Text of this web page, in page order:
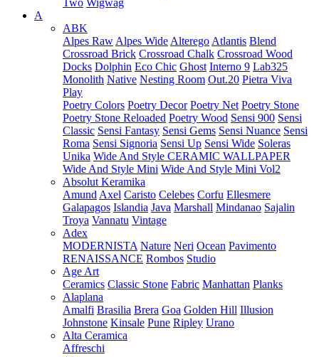
Two Wigwag
A
ABK
Alpes Raw Alpes Wide Alterego Atlantis Blend
Crossroad Brick Crossroad Chalk Crossroad Wood
Docks Dolphin Eco Chic Ghost Interno 9 Lab325
Monolith Native Nesting Room Out.20 Pietra Viva
Play
Poetry Colors Poetry Decor Poetry Net Poetry Stone
Poetry Stone Reloaded Poetry Wood Sensi 900 Sensi
Classic Sensi Fantasy Sensi Gems Sensi Nuance Sensi
Roma Sensi Signoria Sensi Up Sensi Wide Soleras
Unika Wide And Style CERAMIC WALLPAPER
Wide And Style Mini Wide And Style Mini Vol2
Absolut Keramika
Amund Axel Caristo Celebes Corfu Ellesmere
Galapagos Islandia Java Marshall Mindanao Sajalin
Troya Vannatu Vintage
Adex
MODERNISTA Nature Neri Ocean Pavimento
RENAISSANCE Rombos Studio
Age Art
Ceramics Classic Stone Fabric Manhattan Planks
Alaplana
Amalfi Brasilia Brera Goa Golden Hill Illusion
Johnstone Kinsale Pune Ripley Urano
Alta Ceramica
Affreschi